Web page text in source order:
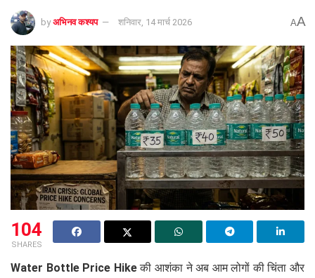
by अभिनव कश्यप शनिवार, 14 मार्च 2026 AA
104
SHARES
Water Bottle Price Hikeकी आशंका ने अब आम लोगों की चिंता और